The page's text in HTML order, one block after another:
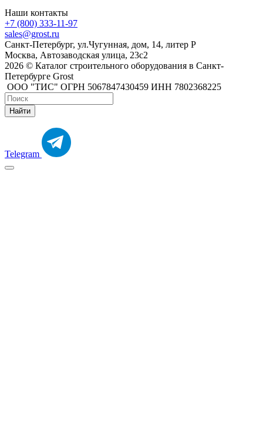
Наши контакты
+7 (800) 333-11-97
sales@grost.ru
Санкт-Петербург, ул.Чугунная, дом, 14, литер Р
Москва, Автозаводская улица, 23с2
2026 © Каталог строительного оборудования в Санкт-
Петербурге Grost
ООО "ТИС" ОГРН 5067847430459 ИНН 7802368225
Найти
Telegram